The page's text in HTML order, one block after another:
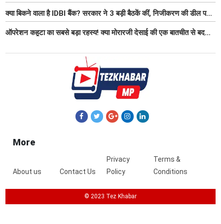
Fi समेत आधुनिक सुविधा
क्या बिकने वाला है IDBI बैंक? सरकार ने 3 बड़ी बैठकें कीं, निजीकरण की डील पर
बढ़ी हलचल
ऑपरेशन कहूटा का सबसे बड़ा रहस्य! क्या मोरारजी देसाई की एक बातचीत से बदल
More
About us Contact Us
Privacy
Policy
Terms &
Conditions
© 2023 Tez Khabar